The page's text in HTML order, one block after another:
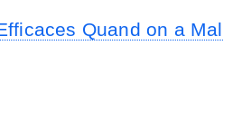
Quand on a Mal